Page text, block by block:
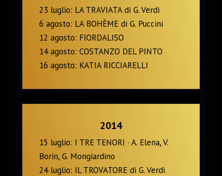
23 luglio: LA TRAVIATA di G. Verdi
6 agosto: LA BOHÈME di G. Puccini
12 agosto: FIORDALISO
14 agosto: COSTANZO DEL PINTO
16 agosto: KATIA RICCIARELLI
2014
15 luglio: I TRE TENORI · A. Elena, V.
Borin, G. Mongiardino
24 luglio: IL TROVATORE di G. Verdi